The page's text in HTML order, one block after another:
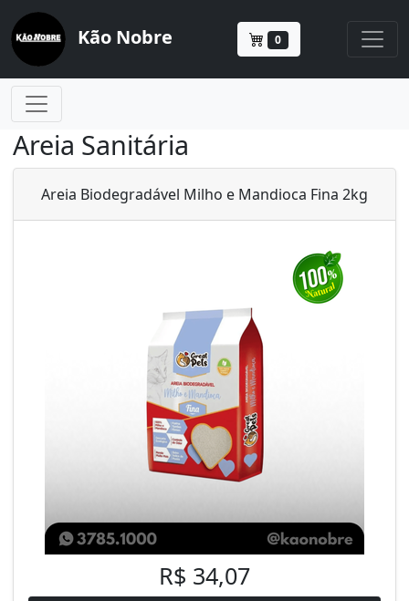
Kão Nobre 0
Areia Sanitária
Areia Biodegradável Milho e Mandioca Fina 2kg
R$ 34,07